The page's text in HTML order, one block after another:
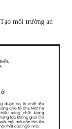
Tạo môi trường an